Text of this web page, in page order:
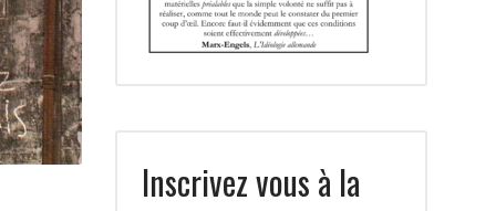
Inscrivez vous à la